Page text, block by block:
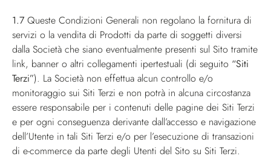
1.7 Queste Condizioni Generali non regolano la fornitura di
servizi o la vendita di Prodotti da parte di soggetti diversi
dalla Società che siano eventualmente presenti sul Sito tramite
link, banner o altri collegamenti ipertestuali (di seguito “Siti
Terzi”). La Società non effettua alcun controllo e/o
monitoraggio sui Siti Terzi e non potrà in alcuna circostanza
essere responsabile per i contenuti delle pagine dei Siti Terzi
e per ogni conseguenza derivante dall’accesso e navigazione
dell’Utente in tali Siti Terzi e/o per l’esecuzione di transazioni
di e-commerce da parte degli Utenti del Sito su Siti Terzi.